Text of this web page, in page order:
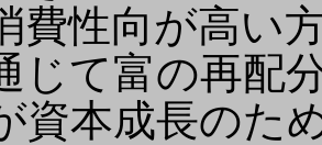
費性向が高い
じて富の再配
資本成長のた